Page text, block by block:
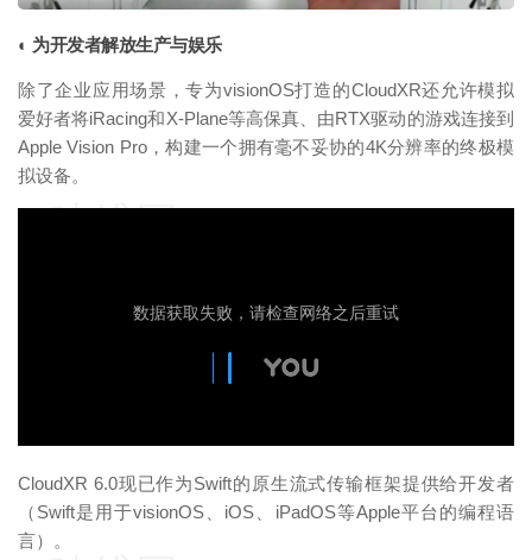
◐ 为开发者解放生产与娱乐
除了企业应用场景，专为visionOS打造的CloudXR还允许模拟
爱好者将iRacing和X-Plane等高保真、由RTX驱动的游戏连接到
Apple Vision Pro，构建一个拥有毫不妥协的4K分辨率的终极模
拟设备。
CloudXR 6.0现已作为Swift的原生流式传输框架提供给开发者
（Swift是用于visionOS、iOS、iPadOS等Apple平台的编程语
言）。
映维网（nweon.com）